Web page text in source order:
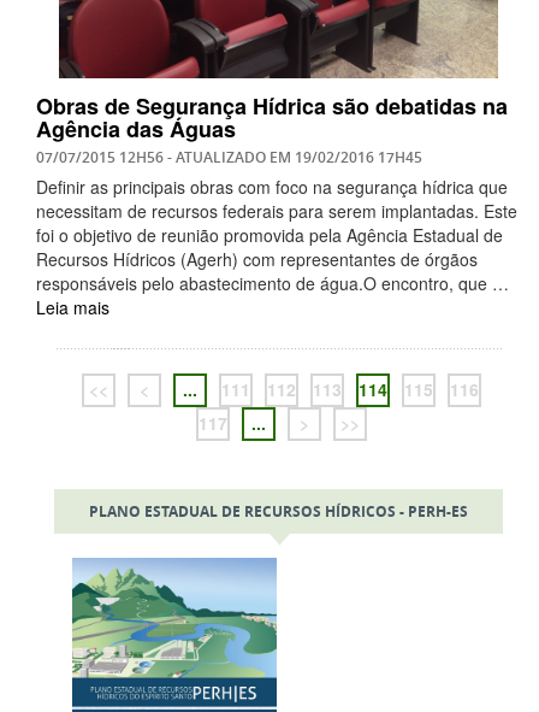
Obras de Segurança Hídrica são debatidas na
Agência das Águas
07/07/2015 12H56- ATUALIZADO EM 19/02/2016 17H45
Definir as principais obras com foco na segurança hídrica que
necessitam de recursos federais para serem implantadas. Este
foi o objetivo de reunião promovida pela Agência Estadual de
Recursos Hídricos (Agerh) com representantes de órgãos
responsáveis pelo abastecimento de água.O encontro, que …
Leia mais
<< < ... 111 112 113 114 115
116
117
... > >>
PLANO ESTADUAL DE RECURSOS HÍDRICOS - PERH-ES